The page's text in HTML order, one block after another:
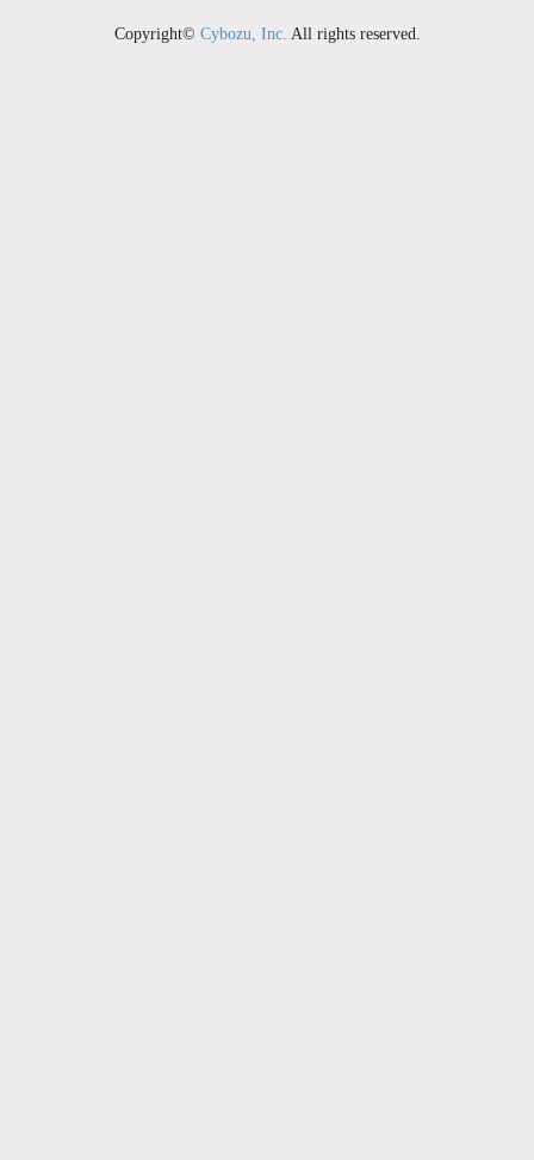
Copyright© Cybozu, Inc. All rights reserved.